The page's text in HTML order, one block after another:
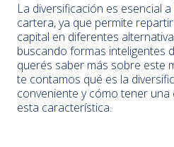
La diversificación es esencial
cartera, ya que permite
capital en diferentes
buscando formas inteligentes
querés saber más sobre este
te contamos qué es la
conveniente y cómo tener
esta característica.